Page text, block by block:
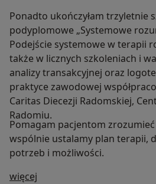
Ponadto ukończyłam trzyletnie
podyplomowe „Systemowe
Podejście systemowe w terapii
także w licznych szkoleniach i
analizy transakcyjnej oraz
praktyce zawodowej
Caritas Diecezji Radomskiej,
Radomiu.
Pomagam pacjentom
wspólnie ustalamy plan terapii,
potrzeb i możliwości.
więcej